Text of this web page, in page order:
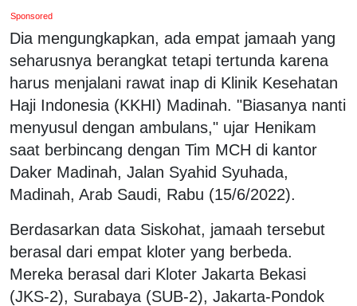
Sponsored
Dia mengungkapkan, ada empat jamaah yang
seharusnya berangkat tetapi tertunda karena
harus menjalani rawat inap di Klinik Kesehatan
Haji Indonesia (KKHI) Madinah. "Biasanya nanti
menyusul dengan ambulans," ujar Henikam
saat berbincang dengan Tim MCH di kantor
Daker Madinah, Jalan Syahid Syuhada,
Madinah, Arab Saudi, Rabu (15/6/2022).
Berdasarkan data Siskohat, jamaah tersebut
berasal dari empat kloter yang berbeda.
Mereka berasal dari Kloter Jakarta Bekasi
(JKS-2), Surabaya (SUB-2), Jakarta-Pondok